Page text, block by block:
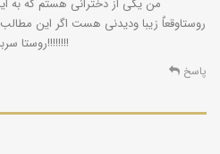
من یکی از دخترانی هستم که به
روستاوقعاٌ زیبا ودیدنی هست اگر این
روستا سربزنید. واقعاٌ زیبببببببای!!!!!!!!
پاسخ